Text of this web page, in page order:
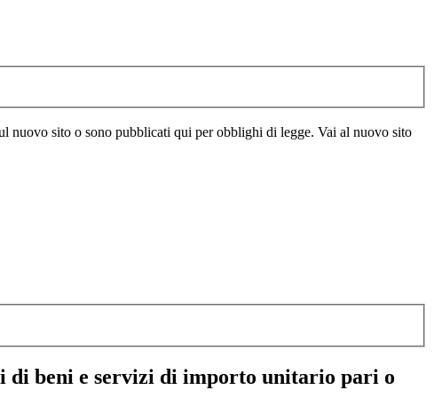
nuovo sito o sono pubblicati qui per obblighi di legge. Vai al nuovo sito
di beni e servizi di importo unitario pari o